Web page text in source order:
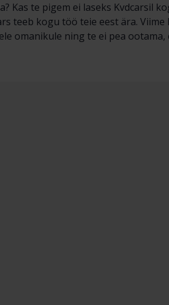
Kas te pigem ei laseks Kvdcarsil
teeb kogu töö teie eest ära.
omanikule ning te ei pea